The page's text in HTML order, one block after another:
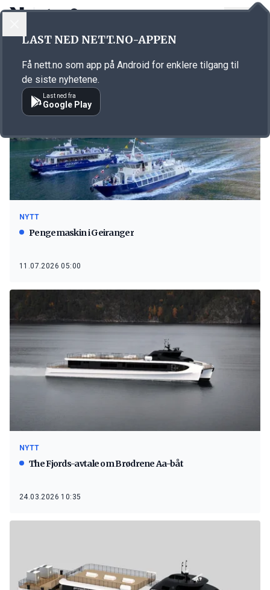
Emne: Geiranger Fjordservice
NYTT
Pengemaskin i Geiranger
11.07.2026 05:00
NYTT
The Fjords-avtale om Brødrene Aa-båt
24.03.2026 10:35
LAST NED NETT.NO-APPEN
Få nett.no som app på Android for enklere tilgang til
de siste nyhetene.
Last ned fra
Google Play